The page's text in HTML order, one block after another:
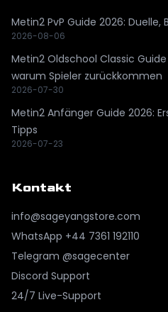
Metin2 PvP Guide 2026: Duelle,
2026-08-06
Metin2 Oldschool Classic
warum Spieler zurückkommen
2026-07-30
Metin2 Anfänger Guide 2026:
Tipps
2026-07-23
Kontakt
info@sageyangstore.com
WhatsApp +44 7361 192110
Telegram @sagecenter
Discord Support
24/7 Live-Support